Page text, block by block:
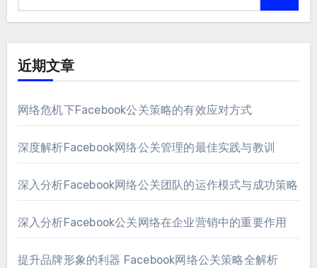
近期文章
网络危机下Facebook公关策略的有效应对方式
深度解析Facebook网络公关管理的最佳实践与教训
深入分析Facebook网络公关团队的运作模式与成功策略
深入分析Facebook公关网络在企业营销中的重要作用
提升品牌形象的利器 Facebook网络公关策略全解析